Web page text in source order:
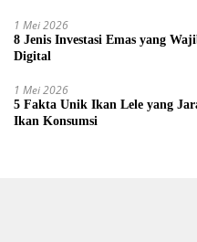
1 Mei 2026
8 Jenis Investasi Emas yang
Digital
1 Mei 2026
5 Fakta Unik Ikan Lele yang
Ikan Konsumsi